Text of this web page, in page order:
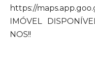
https://
IMÓVEL
NOS!!